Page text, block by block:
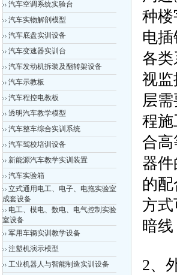
汽车空调系统实验台
汽车实物解剖模型
汽车底盘实训设备
汽车变速器实训台
汽车发动机拆装及翻转架设备
汽车示教板
汽车程控电教板
透明汽车教学模型
汽车整车综合实训系统
汽车驾校培训设备
新能源汽车教学实训装置
汽车实验箱
立式通用电工、电子、电拖实验室
成套设备
电工、模电、数电、电气控制实验
室设备
军用车辆实训教学设备
注塑机演示模型
工业机器人与智能制造实训设备
种
电
各
视
层
程
合
器
的
方
暗
2、